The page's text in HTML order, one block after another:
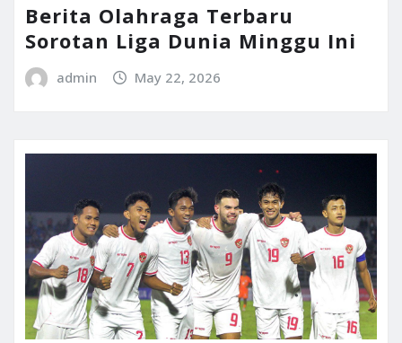
Berita Olahraga Terbaru
Sorotan Liga Dunia Minggu Ini
admin May 22, 2026